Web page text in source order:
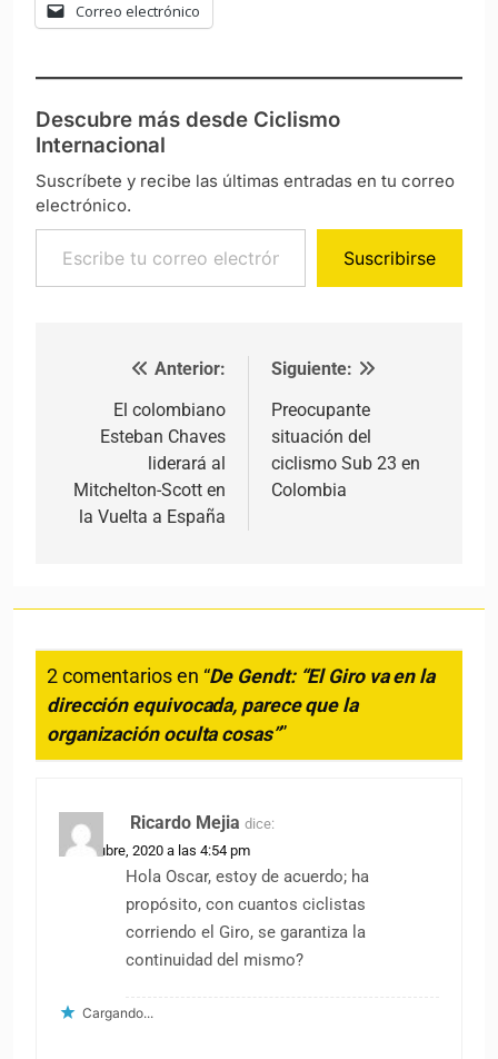
Correo electrónico
Descubre más desde Ciclismo
Internacional
Suscríbete y recibe las últimas entradas en tu correo
electrónico.
Escribe tu correo electrónico…
Suscribirse
Navegación de entradas
Anterior:
El colombiano
Esteban Chaves
liderará al
Mitchelton-Scott en
la Vuelta a España
Siguiente:
Preocupante
situación del
ciclismo Sub 23 en
Colombia
2 comentarios en “De Gendt: “El Giro va en la
dirección equivocada, parece que la
organización oculta cosas””
Ricardo Mejia dice:
15 octubre, 2020 a las 4:54 pm
Hola Oscar, estoy de acuerdo; ha
propósito, con cuantos ciclistas
corriendo el Giro, se garantiza la
continuidad del mismo?
Cargando...